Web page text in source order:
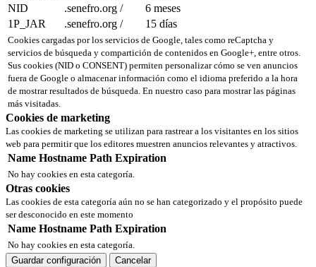
NID
.senefro.org /
6 meses
1P_JAR
.senefro.org / 15 días
Cookies cargadas por los servicios de Google, tales como reCaptcha y
servicios de búsqueda y compartición de contenidos en Google+, entre otros.
Sus cookies (NID o CONSENT) permiten personalizar cómo se ven anuncios
fuera de Google o almacenar información como el idioma preferido a la hora
de mostrar resultados de búsqueda. En nuestro caso para mostrar las páginas
más visitadas.
Cookies de marketing
Las cookies de marketing se utilizan para rastrear a los visitantes en los sitios
web para permitir que los editores muestren anuncios relevantes y atractivos.
Name Hostname Path Expiration
No hay cookies en esta categoría.
Otras cookies
Las cookies de esta categoría aún no se han categorizado y el propósito puede
ser desconocido en este momento
Name Hostname Path Expiration
No hay cookies en esta categoría.
Guardar configuración
Cancelar